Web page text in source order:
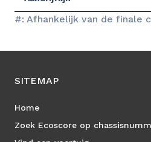
#: Afhankelijk van de finale
SITEMAP
Home
Zoek Ecoscore op